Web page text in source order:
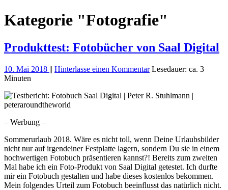
Kategorie "Fotografie"
Produkttest: Fotobücher von Saal Digital
10. Mai 2018 || Hinterlasse einen Kommentar Lesedauer: ca. 3
Minuten
– Werbung –
Sommerurlaub 2018. Wäre es nicht toll, wenn Deine Urlaubsbilder
nicht nur auf irgendeiner Festplatte lagern, sondern Du sie in einem
hochwertigen Fotobuch präsentieren kannst?! Bereits zum zweiten
Mal habe ich ein Foto-Produkt von Saal Digital getestet. Ich durfte
mir ein Fotobuch gestalten und habe dieses kostenlos bekommen.
Mein folgendes Urteil zum Fotobuch beeinflusst das natürlich nicht.